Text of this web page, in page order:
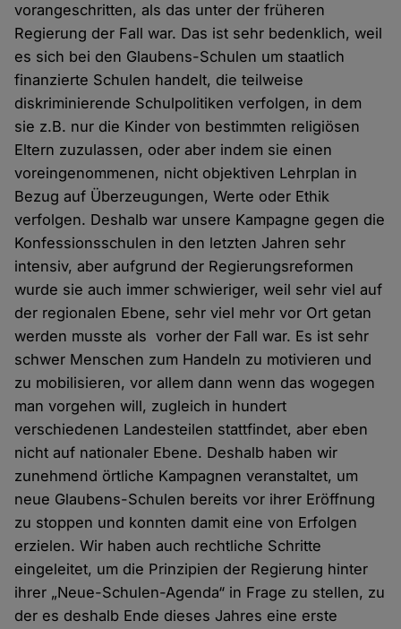
vorangeschritten, als das unter der früheren
Regierung der Fall war. Das ist sehr bedenklich, weil
es sich bei den Glaubens-Schulen um staatlich
finanzierte Schulen handelt, die teilweise
diskriminierende Schulpolitiken verfolgen, in dem
sie z.B. nur die Kinder von bestimmten religiösen
Eltern zuzulassen, oder aber indem sie einen
voreingenommenen, nicht objektiven Lehrplan in
Bezug auf Überzeugungen, Werte oder Ethik
verfolgen. Deshalb war unsere Kampagne gegen die
Konfessionsschulen in den letzten Jahren sehr
intensiv, aber aufgrund der Regierungsreformen
wurde sie auch immer schwieriger, weil sehr viel auf
der regionalen Ebene, sehr viel mehr vor Ort getan
werden musste als vorher der Fall war. Es ist sehr
schwer Menschen zum Handeln zu motivieren und
zu mobilisieren, vor allem dann wenn das wogegen
man vorgehen will, zugleich in hundert
verschiedenen Landesteilen stattfindet, aber eben
nicht auf nationaler Ebene. Deshalb haben wir
zunehmend örtliche Kampagnen veranstaltet, um
neue Glaubens-Schulen bereits vor ihrer Eröffnung
zu stoppen und konnten damit eine von Erfolgen
erzielen. Wir haben auch rechtliche Schritte
eingeleitet, um die Prinzipien der Regierung hinter
ihrer „Neue-Schulen-Agenda“ in Frage zu stellen, zu
der es deshalb Ende dieses Jahres eine erste